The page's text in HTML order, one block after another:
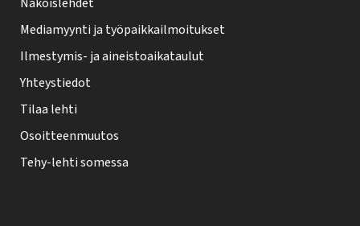
Mediamyynti ja työpaikkailmoitukset
Ilmestymis- ja aineistoaikataulut
Yhteystiedot
Tilaa lehti
Osoitteenmuutos
Tehy-lehti somessa